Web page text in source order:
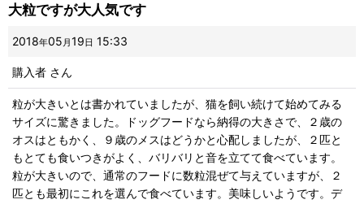
大粒ですが大人気です
2018年05 月 19 日 15:33
購入者 さん
粒が大きいとは書かれていましたが、猫を飼い続けて始めてみる
サイズに驚きました。ドッグフードなら納得の大きさで、２歳の
オスはともかく、９歳のメスはどうかと心配しましたが、２匹と
もとても食いつきがよく、バリバリと音を立てて食べています。
粒が大きいので、通常のフードに数粒混ぜて与えていますが、２
匹とも最初にこれを選んで食べています。美味しいようです。デ